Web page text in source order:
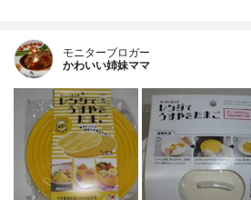
モニターブロガー
かわいい姉妹ママ